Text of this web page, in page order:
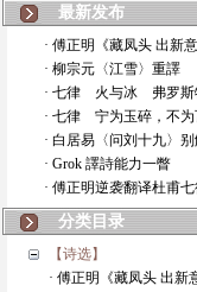
最新发布
· 傅正明《藏凤头 出
· 柳宗元〈江雪〉重譯
· 七律 火与冰 弗罗
· 七律 宁为玉碎，不为
· 白居易〈问刘十九〉
· Grok 譯詩能力一瞥
· 傅正明逆袭翻译杜甫七
分类目录
【诗选】
· 傅正明《藏凤头 出